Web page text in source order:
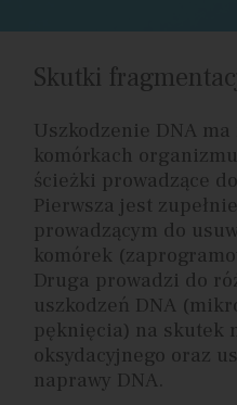
Skutki
Uszkodzenie DNA
komórkach
ścieżki prowadzące
Pierwsza jest
prowadzącym do
komórek
Druga prowadzi do
uszkodzeń DNA
pęknięcia) na skutek
oksydacyjnego oraz
naprawy DNA.